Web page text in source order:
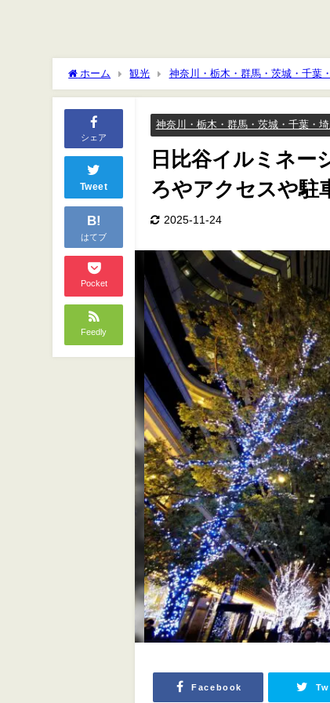
ホーム 観光 神奈川・栃木・群馬・茨城・千葉
セスや駐車場は？
シェア
Tweet
B!
はてブ
Pocket
Feedly
神奈川・栃木・群馬・茨城・千葉・
日比谷イルミネー
ろやアクセスや駐
2025-11-24
Facebook